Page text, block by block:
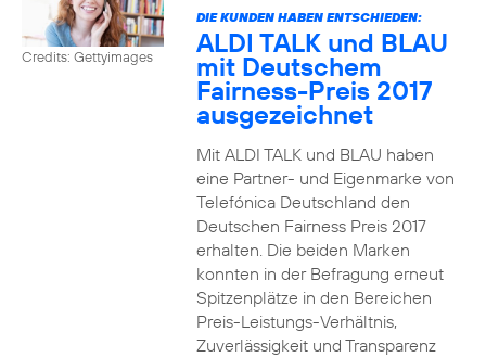
Credits: Gettyimages
DIE KUNDEN HABEN ENTSCHIEDEN:
ALDI TALK und BLAU
mit Deutschem
Fairness-Preis 2017
ausgezeichnet
Mit ALDI TALK und BLAU haben
eine Partner- und Eigenmarke von
Telefónica Deutschland den
Deutschen Fairness Preis 2017
erhalten. Die beiden Marken
konnten in der Befragung erneut
Spitzenplätze in den Bereichen
Preis-Leistungs-Verhältnis,
Zuverlässigkeit und Transparenz